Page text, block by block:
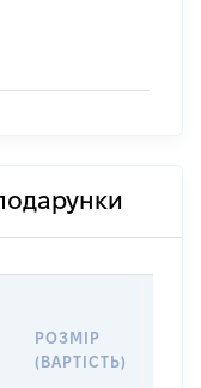
РОЗМІР
(ВАРТІСТЬ)